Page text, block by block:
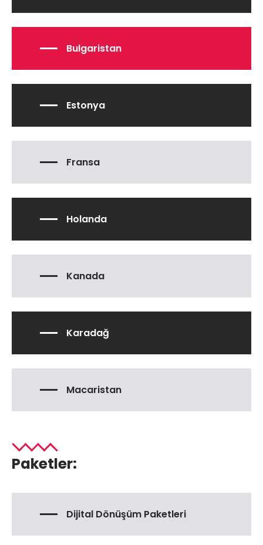
Bulgaristan
Estonya
Fransa
Holanda
Kanada
Karadağ
Macaristan
Paketler:
Dijital Dönüşüm Paketleri